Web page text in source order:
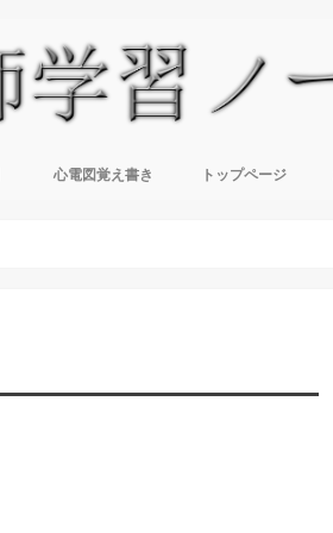
心電図覚え書き トップページ